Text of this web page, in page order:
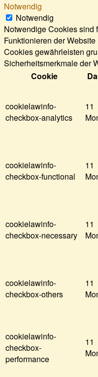
Notwendig
Notwendig
Notwendige Cookies sind
Funktionieren der
Cookies gewährleisten
Sicherheitsmerkmale der
Cookie
cookielawinfo-
checkbox-analytics
11
cookielawinfo-
checkbox-functional
11
cookielawinfo-
checkbox-necessary
11
cookielawinfo-
checkbox-others
11
cookielawinfo-
checkbox-
performance
11